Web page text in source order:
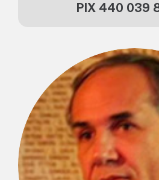
PIX 440 039